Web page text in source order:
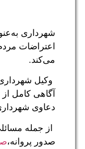
شهرداری
اعتراضات مردم
می‌کند.
وکیل شهرداری
آگاهی کامل از
دعاوی
از جمله مسائلی
صدور پروانه،